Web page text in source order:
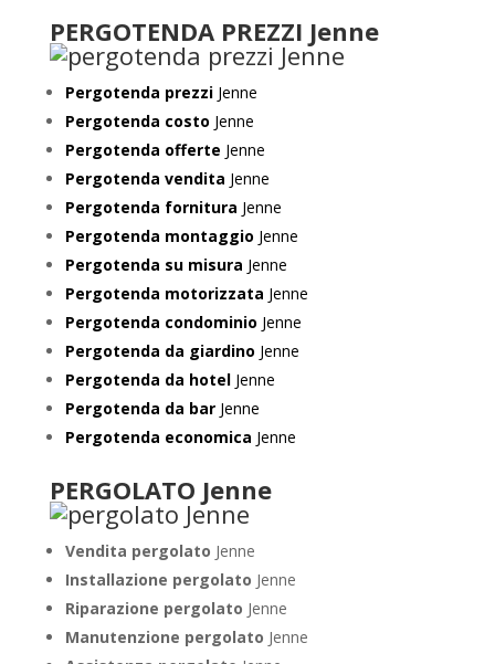
PERGOTENDA PREZZI Jenne
Pergotenda prezziJenne
Pergotenda costo Jenne
Pergotenda offerte Jenne
Pergotenda vendita Jenne
Pergotenda fornitura Jenne
Pergotenda montaggio Jenne
Pergotenda su misura Jenne
Pergotenda motorizzata Jenne
Pergotenda condominio Jenne
Pergotenda da giardino Jenne
Pergotenda da hotelJenne
Pergotenda da barJenne
Pergotenda economica Jenne
PERGOLATO Jenne
Vendita pergolato Jenne
Installazione pergolato Jenne
Riparazione pergolato Jenne
Manutenzione pergolato Jenne